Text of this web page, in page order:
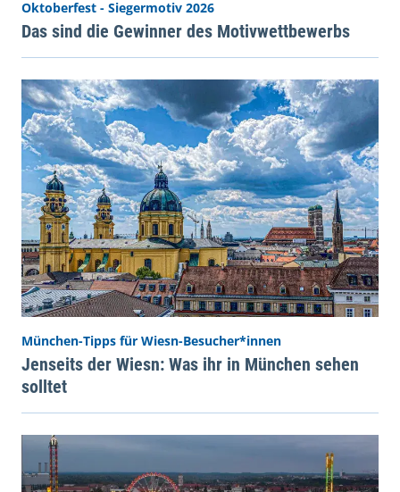
Oktoberfest - Siegermotiv 2026
Das sind die Gewinner des Motivwettbewerbs
München-Tipps für Wiesn-Besucher*innen
Jenseits der Wiesn: Was ihr in München sehen
solltet